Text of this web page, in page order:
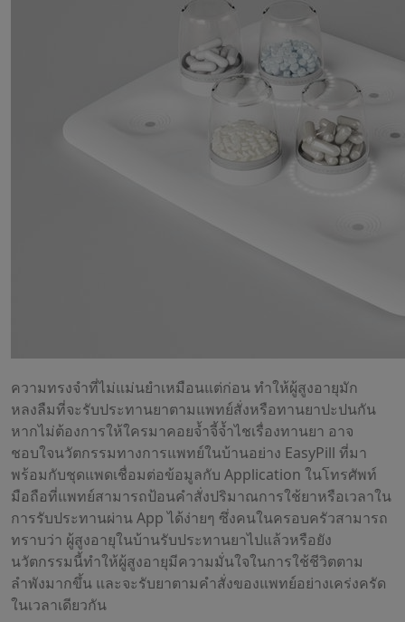
ความทรงจำที่ไม่แม่นยำเหมือนแต่ก่อน ทำให้ผู้สูงอายุมัก
หลงลืมที่จะรับประทานยาตามแพทย์สั่งหรือทานยาปะปนกัน
หากไม่ต้องการให้ใครมาคอยจ้ำจี้จ้ำไชเรื่องทานยา อาจ
ชอบใจนวัตกรรมทางการแพทย์ในบ้านอย่าง EasyPill ที่มา
พร้อมกับชุดแพดเชื่อมต่อข้อมูลกับ Application ในโทรศัพท์
มือถือที่แพทย์สามารถป้อนคำสั่งปริมาณการใช้ยาหรือเวลาใน
การรับประทานผ่าน App ได้ง่ายๆ ซึ่งคนในครอบครัวสามารถ
ทราบว่า ผู้สูงอายุในบ้านรับประทานยาไปแล้วหรือยัง
นวัตกรรมนี้ทำให้ผู้สูงอายุมีความมั่นใจในการใช้ชีวิตตาม
ลำพังมากขึ้น และจะรับยาตามคำสั่งของแพทย์อย่างเคร่งครัด
ในเวลาเดียวกัน